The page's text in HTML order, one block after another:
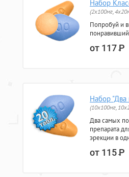
Набор
(2x100мг,
Попробуй и
от 117Р
Набор
(10x100мг,
Два самых
препарата
эрекции в
от 115Р